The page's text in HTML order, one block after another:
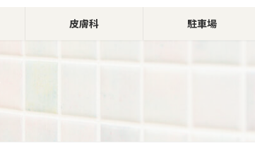
皮膚科 駐車場